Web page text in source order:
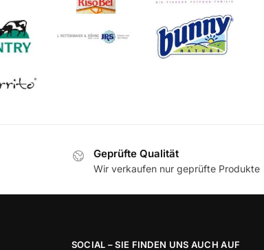
Geprüfte Qualität
Wir verkaufen nur geprüfte Produkte
SOCIAL – SIE FINDEN UNS AUCH AUF